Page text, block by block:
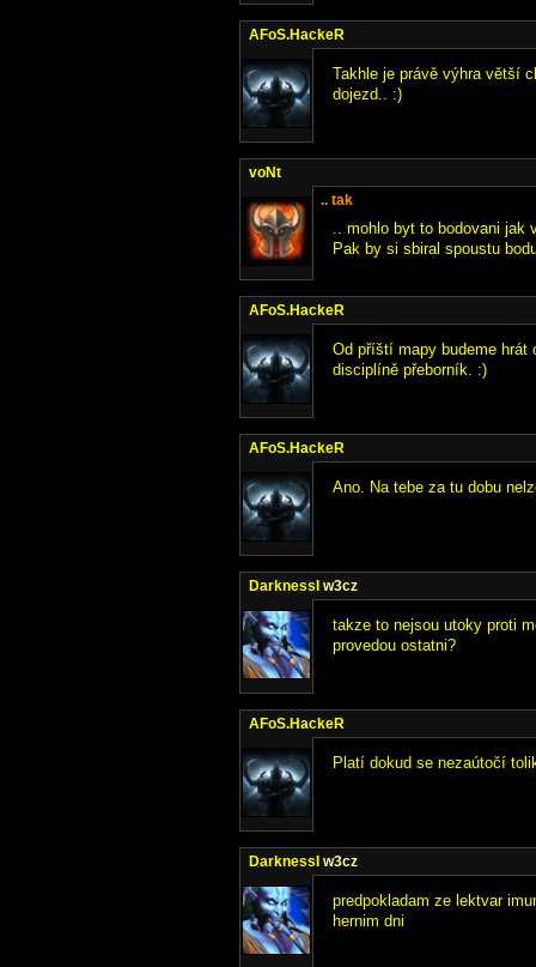
AFoS.HackeR
Takhle je právě výhra větší
dojezd.. :)
voNt
.. tak
.. mohlo byt to bodovani jak
Pak by si sbiral spoustu
AFoS.HackeR
Od příští mapy budeme hrát
disciplíně přeborník. :)
AFoS.HackeR
Ano. Na tebe za tu dobu
DarknessI w3cz
takze to nejsou utoky proti
provedou ostatni?
AFoS.HackeR
Platí dokud se nezaútočí
DarknessI w3cz
predpokladam ze lektvar
hernim dni